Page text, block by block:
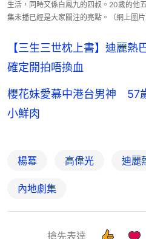
生活，同時又係白鳳九的四叔。20歲的他
集未播已經是大家關注的亮點。（網上圖片
【三生三世枕上書】迪麗
確定開拍唔換血
櫻花妹愛慕中港台男神 57
小鮮肉
楊冪 高偉光 迪麗
內地劇集
搶先表達